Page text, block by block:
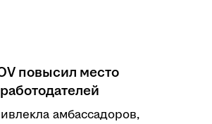
повысил место
амбассадоров,